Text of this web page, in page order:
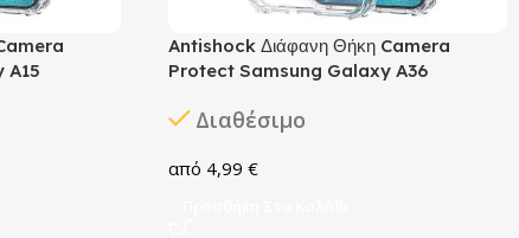
A15
Antishock Διάφανη Θήκη Camera
Protect Samsung Galaxy A36
Διαθέσιμο
4,99 €